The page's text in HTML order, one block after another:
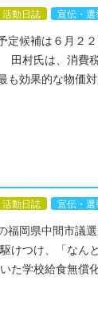
活動日誌 宣伝・選
候補は６月２
村氏は、消費
効果的な物価
活動日誌 宣伝・選
岡県中間市議選
けつけ、「なん
学校給食無償